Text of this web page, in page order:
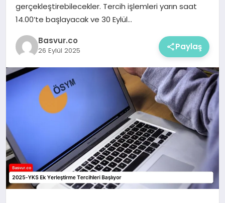
gerçekleştirebilecekler. Tercih işlemleri yarın saat
14.00’te başlayacak ve 30 Eylül…
Basvur.co
26 Eylül 2025 Paylaş